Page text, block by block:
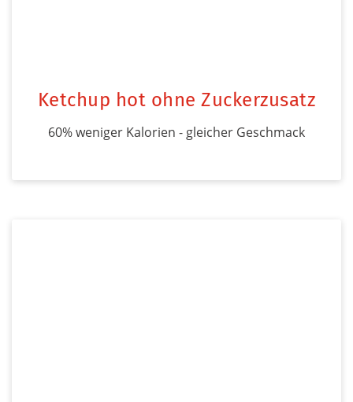
Ketchup hot ohne Zuckerzusatz
60% weniger Kalorien - gleicher Geschmack